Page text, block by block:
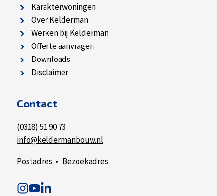
Karakterwoningen
Over Kelderman
Werken bij Kelderman
Offerte aanvragen
Downloads
Disclaimer
Contact
(0318) 51 90 73
info@keldermanbouw.nl
Postadres • Bezoekadres